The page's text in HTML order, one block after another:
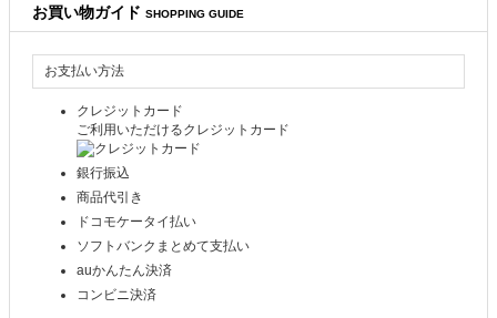
お買い物ガイド SHOPPING GUIDE
お支払い方法
クレジットカード
ご利用いただけるクレジットカード
銀行振込
商品代引き
ドコモケータイ払い
ソフトバンクまとめて支払い
auかんたん決済
コンビニ決済